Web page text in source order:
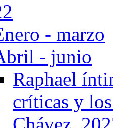
- marzo
- junio
Raphael
críticas y